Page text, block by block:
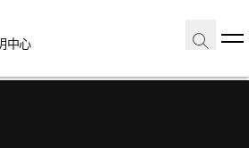
中心